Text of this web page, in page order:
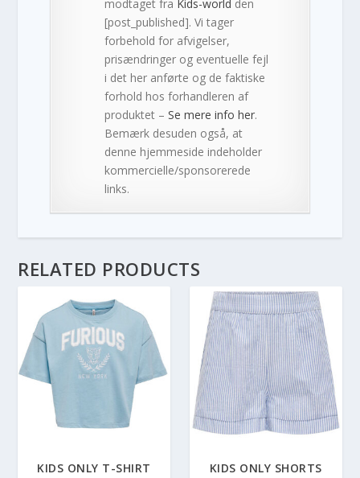
modtaget fra Kids-world den
[post_published]. Vi tager
forbehold for afvigelser,
prisændringer og eventuelle fejl
i det her anførte og de faktiske
forhold hos forhandleren af
produktet –Se mere info her.
Bemærk desuden også, at
denne hjemmeside indeholder
kommercielle/sponsorerede
links.
RELATED PRODUCTS
KIDS ONLY T-SHIRT
KIDS ONLY SHORTS